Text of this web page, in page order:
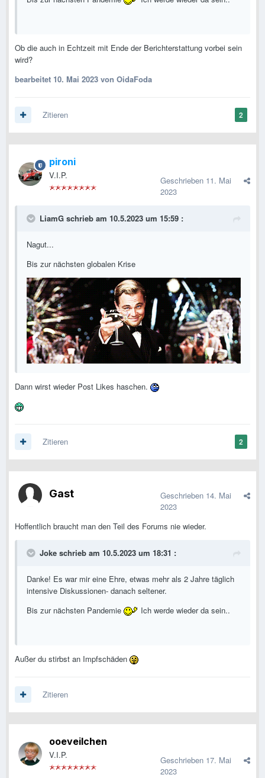
Ob die auch in Echtzeit mit Ende der Berichterstattung vorbei sein
wird?
bearbeitet 10. Mai 2023 von OidaFoda
2
Zitieren
pironi
V.I.P. Geschrieben 11. Mai
2023
LiamG schrieb am 10.5.2023 um 15:59 :
Nagut...
Bis zur nächsten globalen Krise
Dann wirst wieder Post Likes haschen.
2
Zitieren
Gast Geschrieben 14. Mai
2023
Hoffentlich braucht man den Teil des Forums nie wieder.
Joke schrieb am 10.5.2023 um 18:31 :
Danke! Es war mir eine Ehre, etwas mehr als 2 Jahre täglich
intensive Diskussionen- danach seltener.
Bis zur nächsten Pandemie
Ich werde wieder da sein..
Außer du stirbst an Impfschäden
Zitieren
ooeveilchen
V.I.P. Geschrieben 17. Mai
2023